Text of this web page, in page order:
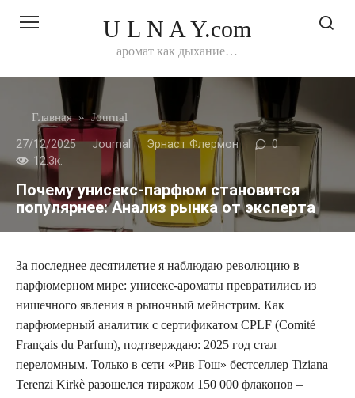
U L N A Y.com
аромат как дыхание…
Главная » Journal
27/12/2025 Journal Эрнаст Флермон
0
12.3к.
Почему унисекс‑парфюм становится
популярнее: Анализ рынка от эксперта
За последнее десятилетие я наблюдаю революцию в
парфюмерном мире: унисекс-ароматы превратились из
нишечного явления в рыночный мейнстрим. Как
парфюмерный аналитик с сертификатом CPLF (Comité
Français du Parfum), подтверждаю: 2025 год стал
переломным. Только в сети «Рив Гош» бестселлер Tiziana
Terenzi Kirkè разошелся тиражом 150 000 флаконов –